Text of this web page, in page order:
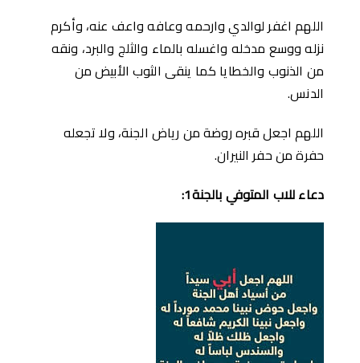
اللهم اغفر لوالدي وارحمه وعافه واعف عنه، وأكرم
نزله ووسع مدخله واغسله بالماء والثلج والبرد، ونقه
من الذنوب والخطايا كما ينقى الثوب الأبيض من
الدنس.
اللهم اجعل قبره روضة من رياض الجنة، ولا تجعله
حفرة من حفر النيران.
دعاء للاب المتوفي بالجنة1: